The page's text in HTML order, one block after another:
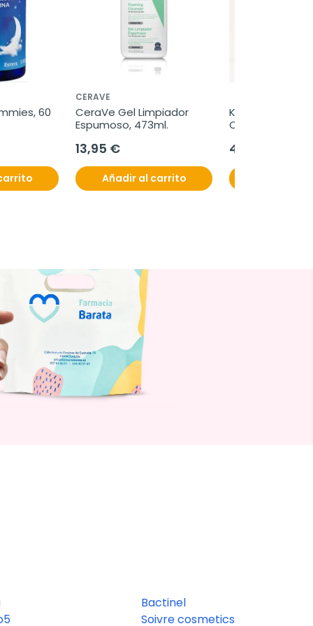
60
CERAVE
CeraVe Gel Limpiador
Espumoso, 473ml.
13,95 €
Añadir al carrito
Kelo-Cote
Cicatrices UV,
45,95 €
Bactinel
Soivre cosmetics